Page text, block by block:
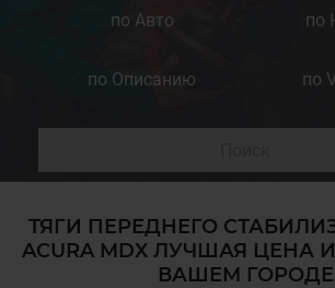
по Авто по
по Описанию по
ТЯГИ ПЕРЕДНЕГО
ACURA MDX ЛУЧШАЯ ЦЕНА
ВАШЕМ ГОРОДЕ